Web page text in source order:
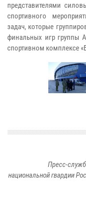
представителями
спортивного
задач, которые
финальных игр группы
спортивном комплексе
Пресс-
национальной гвардии